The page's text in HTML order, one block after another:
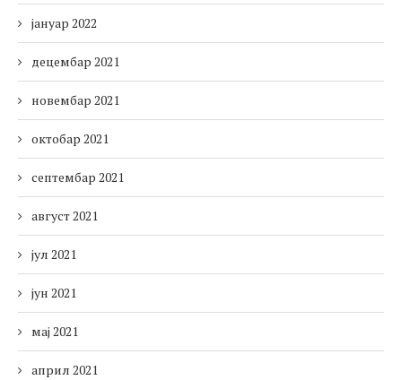
јануар 2022
децембар 2021
новембар 2021
октобар 2021
септембар 2021
август 2021
јул 2021
јун 2021
мај 2021
април 2021